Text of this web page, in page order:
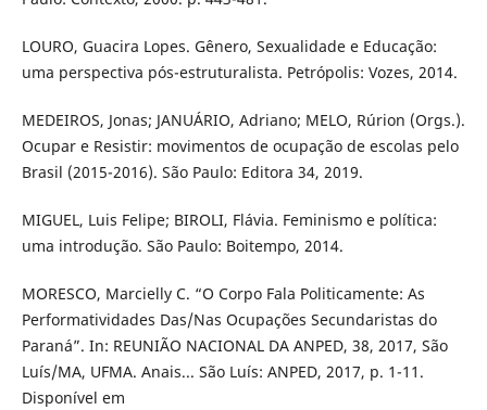
LOURO, Guacira Lopes. Gênero, Sexualidade e Educação:
uma perspectiva pós-estruturalista. Petrópolis: Vozes, 2014.
MEDEIROS, Jonas; JANUÁRIO, Adriano; MELO, Rúrion (Orgs.).
Ocupar e Resistir: movimentos de ocupação de escolas pelo
Brasil (2015-2016). São Paulo: Editora 34, 2019.
MIGUEL, Luis Felipe; BIROLI, Flávia. Feminismo e política:
uma introdução. São Paulo: Boitempo, 2014.
MORESCO, Marcielly C. “O Corpo Fala Politicamente: As
Performatividades Das/Nas Ocupações Secundaristas do
Paraná”. In: REUNIÃO NACIONAL DA ANPED, 38, 2017, São
Luís/MA, UFMA. Anais... São Luís: ANPED, 2017, p. 1-11.
Disponível em